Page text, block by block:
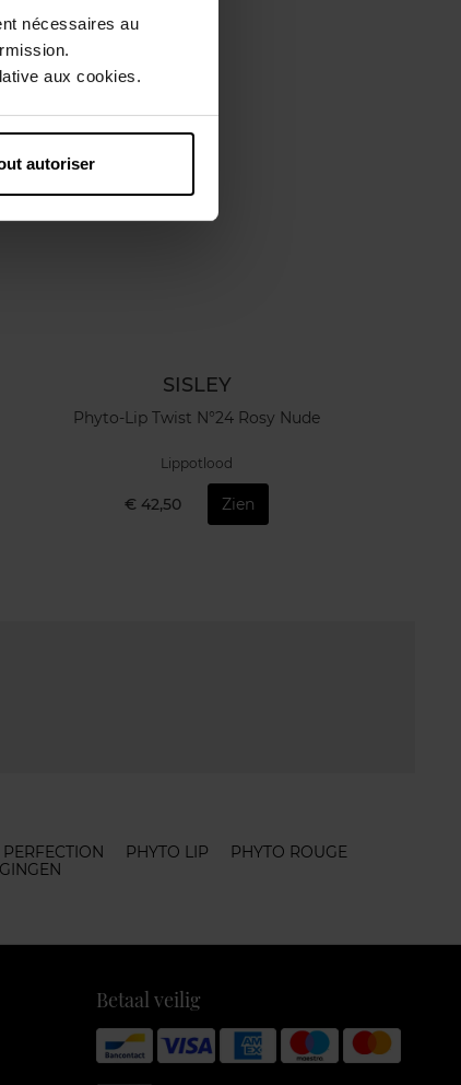
nécessaires au
aux cookies.
autoriser
SISLEY
Phyto-Lip Twist N°24 Rosy Nude
Lippotlood
€ 42,50 Zien
PERFECTION PHYTO LIP
PHYTO ROUGE
Betaal veilig